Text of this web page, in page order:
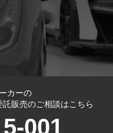
カーの
託販売のご相談はこちら
001